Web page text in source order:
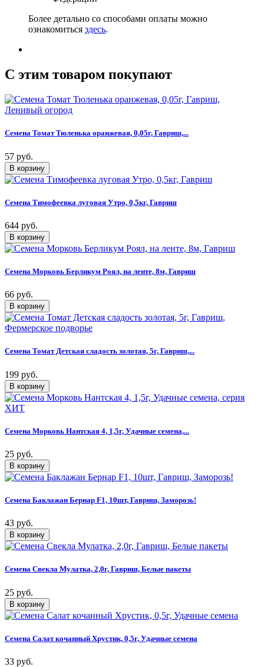
Более детально со способами оплаты можно
ознакомиться здесь.
C этим товаром покупают
Семена Томат Тюленька оранжевая, 0,05г, Гавриш,...
57 руб.
Семена Тимофеевка луговая Утро, 0,5кг, Гавриш
644 руб.
Семена Морковь Берликум Роял, на ленте, 8м, Гавриш
66 руб.
Семена Томат Детская сладость золотая, 5г, Гавриш,...
199 руб.
Семена Морковь Нантская 4, 1,5г, Удачные семена,...
25 руб.
Семена Баклажан Бернар F1, 10шт, Гавриш, Заморозь!
43 руб.
Семена Свекла Мулатка, 2,0г, Гавриш, Белые пакеты
25 руб.
Семена Салат кочанный Хрустик, 0,5г, Удачные семена
33 руб.